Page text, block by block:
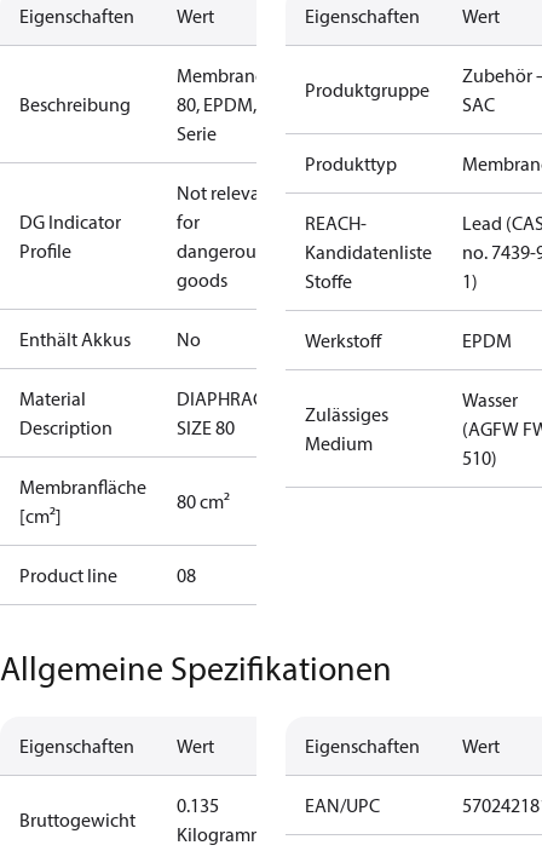
Eigenschaften Wert
Beschreibung
Membrangröße
80, EPDM, AF-
Serie
DG Indicator
Profile
Not relevant
for
dangerous
goods
Enthält Akkus No
Material
Description
DIAPHRAGM
SIZE 80
Membranfläche
[cm²]
80 cm²
Product line 08
Eigenschaften Wert
Produktgruppe
Zubehör
SAC
Produkttyp
REACH-
Kandidatenliste
Stoffe
Lead
no. 7439-
1)
Werkstoff EPDM
Zulässiges
Medium
Wasser
(AGFW
510)
Allgemeine Spezifikationen
Eigenschaften Wert
Bruttogewicht
0.135
Kilogramm
Eigenschaften Wert
EAN/UPC